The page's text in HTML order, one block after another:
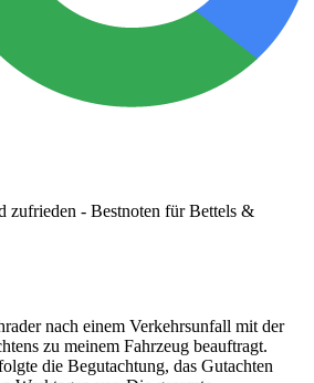
nach einem Verkehrsunfall mit der
zu meinem Fahrzeug beauftragt.
die Begutachtung, das Gutachten